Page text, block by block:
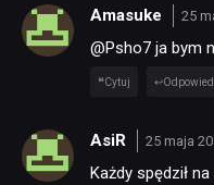
Amasuke 25
@Psho7 ja bym
Cytuj
AsiR 25 maja
Każdy spędził